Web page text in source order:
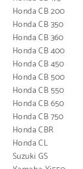
Honda CB 200
Honda CB 350
Honda CB 360
Honda CB 400
Honda CB 450
Honda CB 500
Honda CB 550
Honda CB 650
Honda CB 750
Honda CBR
Honda CL
Suzuki GS